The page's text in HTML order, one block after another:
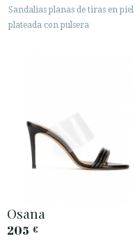
Sandalias planas de tiras en piel
plateada con pulsera
Osana
205 €